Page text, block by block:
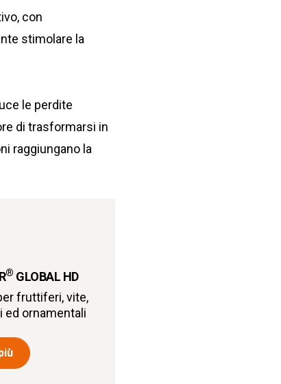
con
stimolare la
le perdite
di trasformarsi in
raggiungano la
® GLOBAL HD
fruttiferi, vite,
ed ornamentali